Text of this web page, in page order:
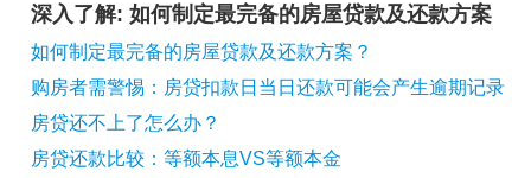
深入了解: 如何制定最完备的房屋贷款及还款方案
如何制定最完备的房屋贷款及还款方案？
购房者需警惕：房贷扣款日当日还款可能会产生逾期记录
房贷还不上了怎么办？
房贷还款比较：等额本息VS等额本金